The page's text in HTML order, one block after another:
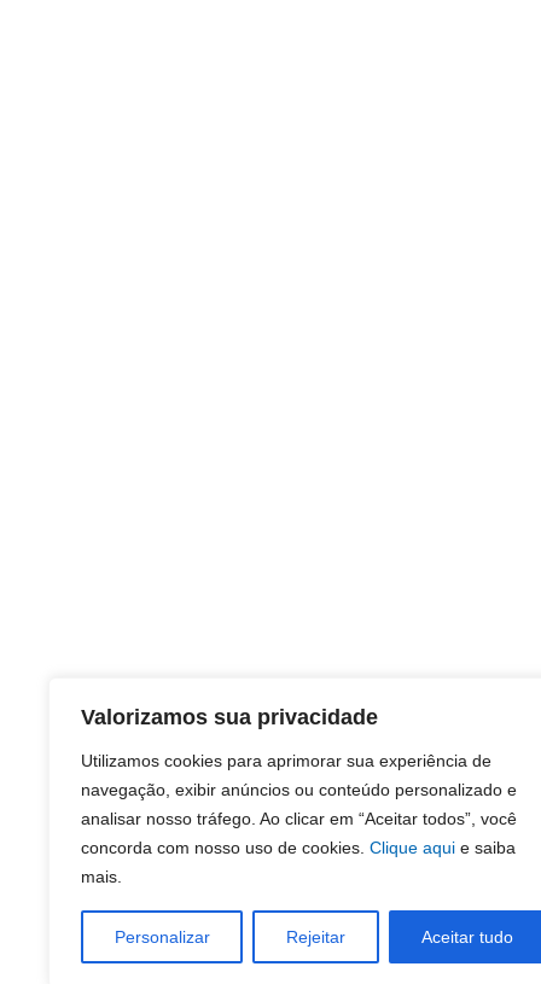
Valorizamos sua privacidade
Utilizamos cookies para aprimorar sua experiência de
navegação, exibir anúncios ou conteúdo personalizado e
analisar nosso tráfego. Ao clicar em “Aceitar todos”, você
concorda com nosso uso de cookies. Clique aqui e saiba
mais.
Personalizar Rejeitar Aceitar tudo